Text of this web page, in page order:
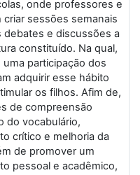
onde professores e
sessões semanais
debates e discussões a
constituído. Na qual,
participação dos
adquirir esse hábito
os filhos. Afim de,
de compreensão
do vocabulário,
crítico e melhoria da
de promover um
pessoal e acadêmico,